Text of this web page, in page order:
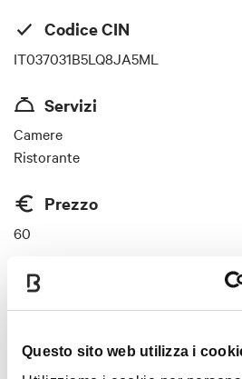
Questo sito web utilizza i
Codice CIN
IT037031B5LQ8JA5ML
Servizi
Camere
Ristorante
Prezzo
60
Bancomat, Mastercard, Visa
Soggetta a tassa di